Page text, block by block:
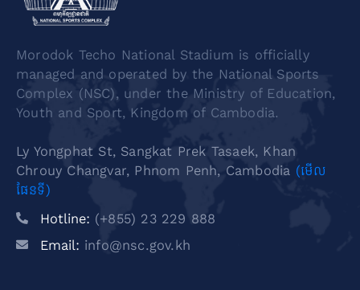
Morodok Techo National Stadium is officially
managed and operated by the National Sports
Complex (NSC), under the Ministry of Education,
Youth and Sport, Kingdom of Cambodia.
Ly Yongphat St, Sangkat Prek Tasaek, Khan
Chrouy Changvar, Phnom Penh, Cambodia (មើល
ផែនទី)
Hotline: (+855) 23 229 888
Email: info@nsc.gov.kh